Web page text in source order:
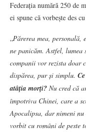
Federația numără 250 de
ei spune că vorbește des
„Părerea mea, personală,
ne panicăm. Astfel,
companii vor rezista doar
dispărea, pur și simplu.
atâția morți? Nu cred că
împotriva Chinei, care a
Apocalipsa, dar nimeni
vorbit cu români de peste